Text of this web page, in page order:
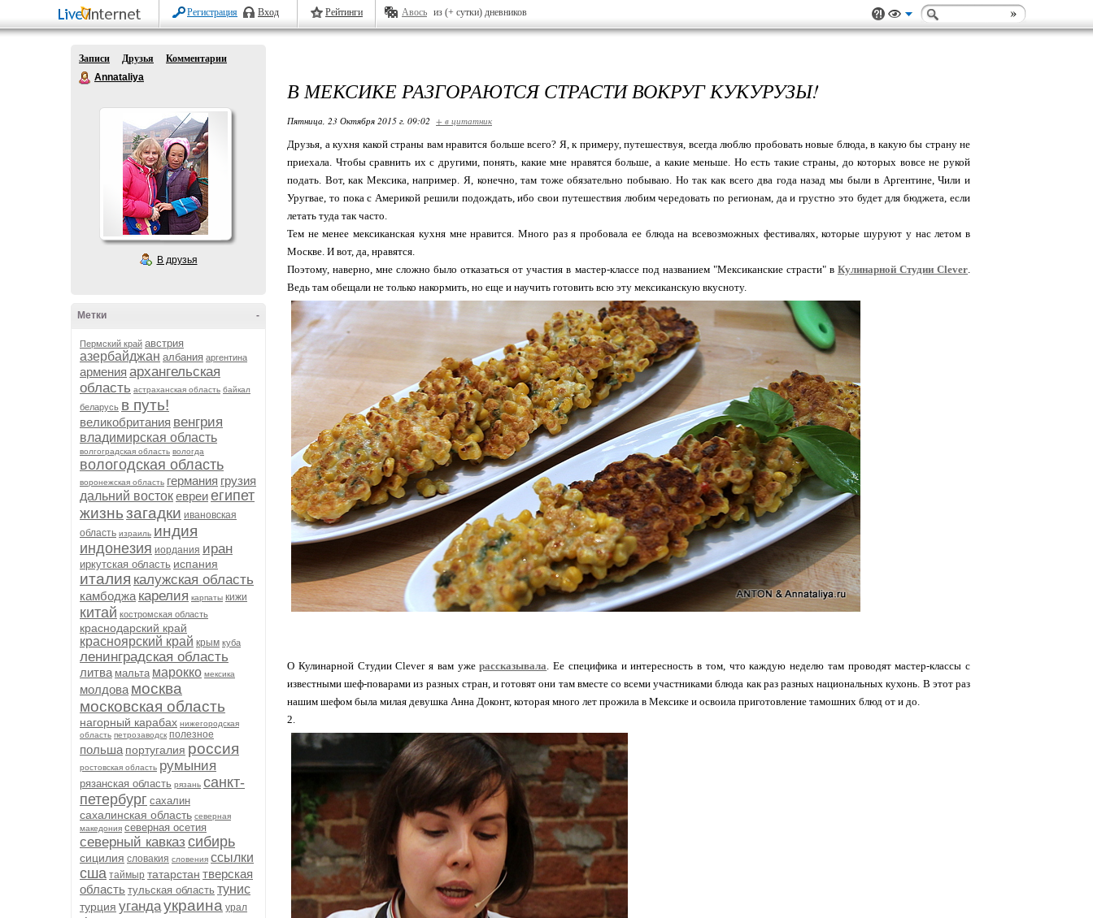
Регистрация Вход Рейтинги Авось из (+ сутки) дневников
Записи Друзья
Комментарии
Annataliya
В друзья
-
Метки
Пермский край австрия
азербайджан албания аргентина
армения архангельская
область астраханская область байкал
беларусь в путь!
великобритания венгрия
владимирская область
волгоградская область вологда
вологодская область
воронежская область германия грузия
дальний востокевреиегипет
жизньзагадки ивановская
область израиль индия
индонезия иордания иран
иркутская область испания
италия калужская область
камбоджа карелия карпаты кижи
китай костромская область
краснодарский край
красноярский край крым куба
ленинградская область
литва мальта марокко мексика
молдова москва
московская область
нагорный карабах нижегородская
область петрозаводск полезное
польша португалия россия
ростовская область румыния
рязанская область рязань санкт-
петербург сахалин
сахалинская область северная
македония северная осетия
северный кавказ сибирь
сицилия словакия словения ссылки
сша таймыр татарстан тверская
область тульская область тунис
турция угандаукраина урал
В МЕКСИКЕ РАЗГОРАЮТСЯ СТРАСТИ ВОКРУГ КУКУРУЗЫ!
Пятница, 23 Октября 2015 г. 09:02 + в цитатник
Друзья, а кухня какой страны вам нравится больше всего? Я, к примеру, путешествуя, всегда люблю пробовать новые блюда, в какую бы страну не
приехала. Чтобы сравнить их с другими, понять, какие мне нравятся больше, а какие меньше. Но есть такие страны, до которых вовсе не рукой
подать. Вот, как Мексика, например. Я, конечно, там тоже обязательно побываю. Но так как всего два года назад мы были в Аргентине, Чили и
Уругвае, то пока с Америкой решили подождать, ибо свои путешествия любим чередовать по регионам, да и грустно это будет для бюджета, если
летать туда так часто.
Тем не менее мексиканская кухня мне нравится. Много раз я пробовала ее блюда на всевозможных фестивалях, которые шуруют у нас летом в
Москве. И вот, да, нравятся.
Поэтому, наверно, мне сложно было отказаться от участия в мастер-классе под названием "Мексиканские страсти" в Кулинарной Студии Clever.
Ведь там обещали не только накормить, но еще и научить готовить всю эту мексиканскую вкусноту.
О Кулинарной Студии Clever я вам ужерассказывала. Ее специфика и интересность в том, что каждую неделю там проводят мастер-классы с
известными шеф-поварами из разных стран, и готовят они там вместе со всеми участниками блюда как раз разных национальных кухонь. В этот раз
нашим шефом была милая девушка Анна Доконт, которая много лет прожила в Мексике и освоила приготовление тамошних блюд от и до.
2.